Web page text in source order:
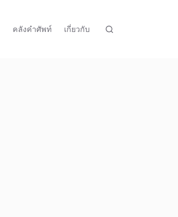
คลังคำศัพท์ เกี่ยวกับ